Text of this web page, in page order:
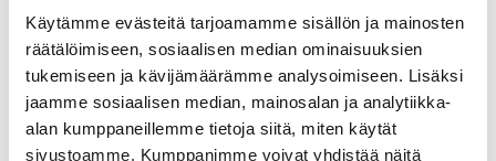
Käytämme evästeitä tarjoamamme sisällön ja mainosten
räätälöimiseen, sosiaalisen median ominaisuuksien
tukemiseen ja kävijämäärämme analysoimiseen. Lisäksi
jaamme sosiaalisen median, mainosalan ja analytiikka-
alan kumppaneillemme tietoja siitä, miten käytät
sivustoamme. Kumppanimme voivat yhdistää näitä
Rautalammin vaalipaneeli 22.03.2017